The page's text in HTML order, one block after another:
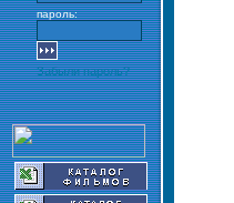
пароль:
Забыли пароль?